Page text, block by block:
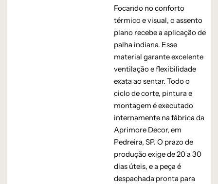
Focando no conforto
térmico e visual, o assento
plano recebe a aplicação de
palha indiana. Esse
material garante excelente
ventilação e flexibilidade
exata ao sentar. Todo o
ciclo de corte, pintura e
montagem é executado
internamente na fábrica da
Aprimore Decor, em
Pedreira, SP. O prazo de
produção exige de 20 a 30
dias úteis, e a peça é
despachada pronta para